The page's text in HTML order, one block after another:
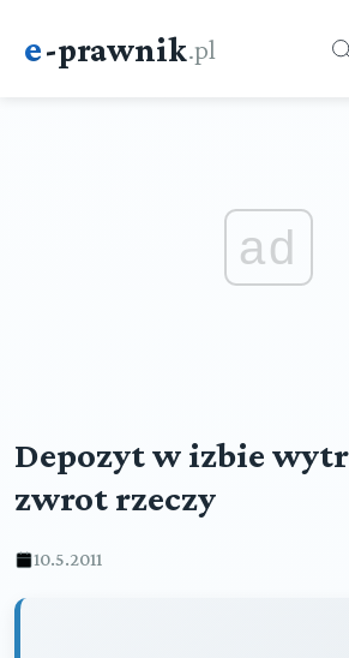
e-prawnik.pl
ad
Depozyt w izbie
zwrot rzeczy
10.5.2011